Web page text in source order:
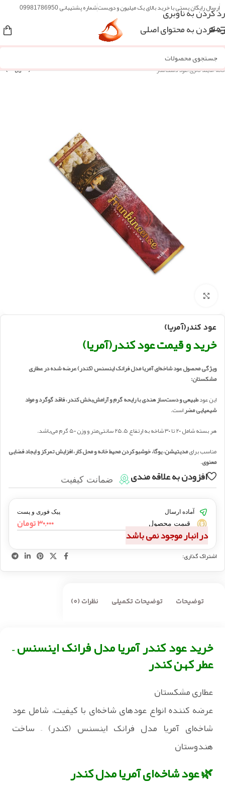
رد کردن به ناوبری
رد کردن به محتوای اصلی
ارسال رایگان پستی با خرید بالای یک میلیون و دویستشماره پشتیبانی 09981786950
منو
خانه/مایند گالری/عود دست ساز
عود کندر(آمریا)
خرید و قیمت عود کندر(آمریا)
ویژگی محصول عود شاخه‌ای آمریا مدل فرانک اینسنس (کندر) عرضه شده در عطاری
مشکستان:
این عودطبیعی و دست‌ساز هندی با رایحه گرم و آرامش‌بخش کندر، فاقد گوگرد و مواد
شیمیایی مضراست.
هر بسته شامل ۲۰ تا ۳۰ شاخه به ارتفاع ۲۵.۵ سانتی‌متر و وزن ۵۰ گرم می‌باشد.
مناسب برایمدیتیشن، یوگا، خوشبو کردن محیط خانه و محل کار، افزایش تمرکز و ایجاد فضایی
معنوی.
افزودن به علاقه مندی ضمانت کیفیت
آماده ارسال پیک فوری و پست
قیمت محصول ۳۰,۰۰۰تومان
در انبار موجود نمی باشد
اشتراک گذاری:
توضیحات توضیحات تکمیلی نظرات (0)
خرید عود کندر آمریا مدل فرانک اینسنس –
عطر کهن کندر
عطاری مشکستان
عرضه‌ کننده انواع عودهای شاخه‌ای با کیفیت، شامل عود
شاخه‌ای آمریا مدل فرانک اینسنس (کندر) – ساخت
هندوستان
🌿 عود شاخه‌ای آمریا مدل کندر